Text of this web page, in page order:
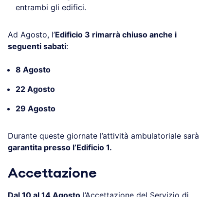
entrambi gli edifici.
Ad Agosto, l’Edificio 3 rimarrà chiuso anche i
seguenti sabati:
8 Agosto
22 Agosto
29 Agosto
Durante queste giornate l’attività ambulatoriale sarà
garantita presso l’Edificio 1.
Accettazione